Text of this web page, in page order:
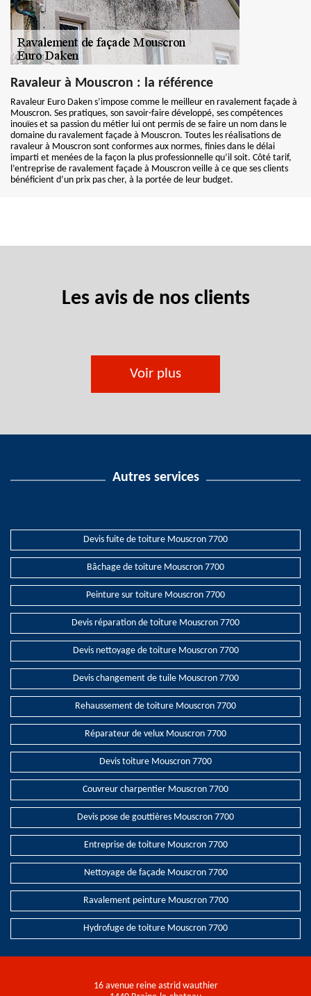
Ravaleur à Mouscron : la référence
Ravaleur Euro Daken s’impose comme le meilleur en ravalement façade à
Mouscron. Ses pratiques, son savoir-faire développé, ses compétences
inouïes et sa passion du métier lui ont permis de se faire un nom dans le
domaine du ravalement façade à Mouscron. Toutes les réalisations de
ravaleur à Mouscron sont conformes aux normes, finies dans le délai
imparti et menées de la façon la plus professionnelle qu’il soit. Côté tarif,
l’entreprise de ravalement façade à Mouscron veille à ce que ses clients
bénéficient d’un prix pas cher, à la portée de leur budget.
Les avis de nos clients
Voir plus
Autres services
Devis fuite de toiture Mouscron 7700
Bâchage de toiture Mouscron 7700
Peinture sur toiture Mouscron 7700
Devis réparation de toiture Mouscron 7700
Devis nettoyage de toiture Mouscron 7700
Devis changement de tuile Mouscron 7700
Rehaussement de toiture Mouscron 7700
Réparateur de velux Mouscron 7700
Devis toiture Mouscron 7700
Couvreur charpentier Mouscron 7700
Devis pose de gouttières Mouscron 7700
Entreprise de toiture Mouscron 7700
Nettoyage de façade Mouscron 7700
Ravalement peinture Mouscron 7700
Hydrofuge de toiture Mouscron 7700
16 avenue reine astrid wauthier